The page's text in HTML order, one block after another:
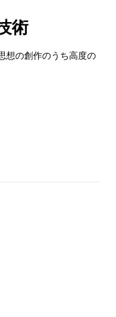
術
想の創作のうち高度の